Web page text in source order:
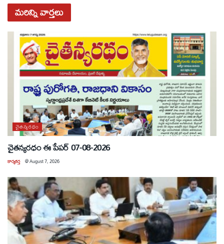
మరిన్నివార్తలు
చైతన్యరధం
చైతన్యరధం ఈ పేపర్ 07-08-2026
కార్యకర్త @August 7, 2026